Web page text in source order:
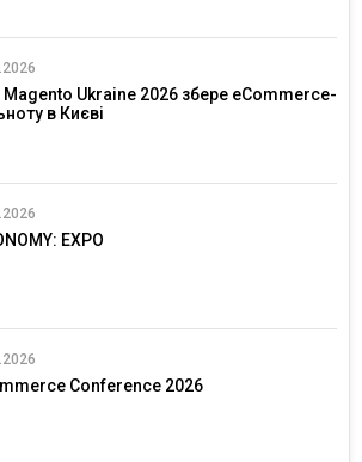
Magento Ukraine 2026 збере eCommerce-
в Києві
EXPO
Conference 2026